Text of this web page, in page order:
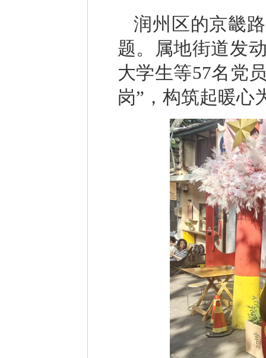
润州区的京畿
题。属地街道发
大学生等57名党
岗”，构筑起暖心